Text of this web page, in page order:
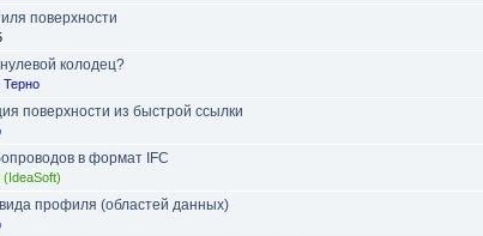
поверхности
нулевой колодец?
Терно
поверхности из быстрой ссылки
в формат IFC
(IdeaSoft)
профиля (областей данных)